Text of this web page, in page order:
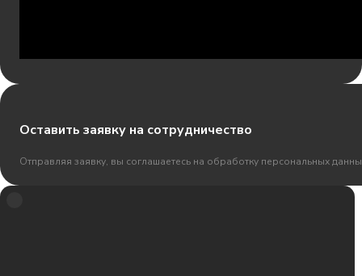
Оставить заявку на сотрудничество
Отправляя заявку, вы соглашаетесь на обработку персональных